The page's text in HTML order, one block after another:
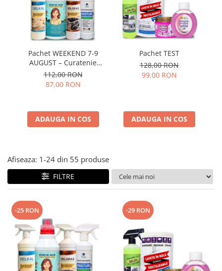
Plasturi
Produse incontinenta
Sampon
Sare de baie
Servetele Umede
Pachet WEEKEND 7-9
AUGUST – Curatenie
Profesionala Completa, 4
Produse
112,00 RON
87,00 RON
ADAUGA IN COS
Pachet TEST
128,00 RON
99,00 RON
ADAUGA IN COS
Afiseaza: 1-24 din 55 produse
FILTRE
-25 RON -29 RON